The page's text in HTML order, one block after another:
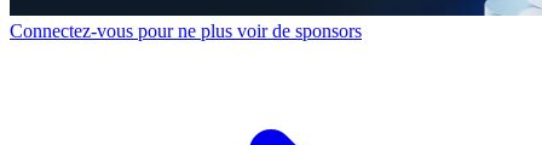
Connectez-vous pour ne plus voir de sponsors